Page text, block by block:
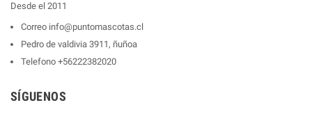
Desde el 2011
Correo info@puntomascotas.cl
Pedro de valdivia 3911, ñuñoa
Telefono +56222382020
SÍGUENOS